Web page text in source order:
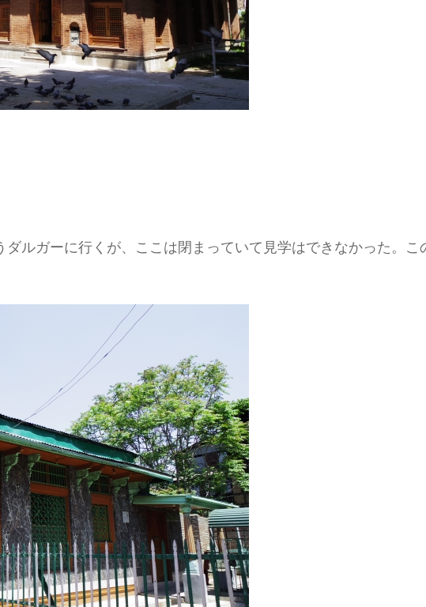
ルガーに行くが、ここは閉まっていて見学はできなかった。こ